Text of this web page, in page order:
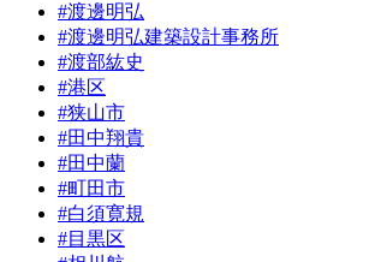
#渡邊明弘
#渡邊明弘建築設計事務所
#渡部紘史
#港区
#狭山市
#田中翔貴
#田中蘭
#町田市
#白須寛規
#目黒区